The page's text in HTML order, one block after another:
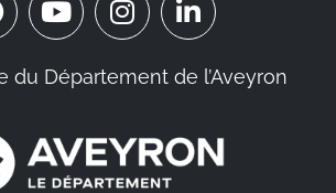
du Département de l’Aveyron